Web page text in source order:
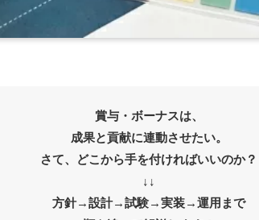
賞与・ボーナスは、
成果と貢献に連動させたい。
さて、どこから手を付ければいいのか？
↓↓
方針→設計→試験→実装→運用まで